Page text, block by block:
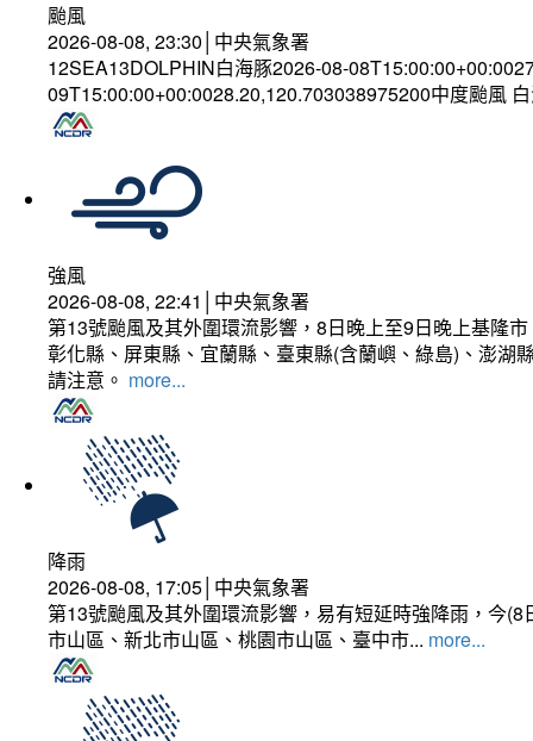
颱風
2026-08-08, 23:30│中央氣象署
12SEA13DOLPHIN白海豚2026-08-
09T15:00:00+00:0028.20,120.703038975200中度颱風
強風
2026-08-08, 22:41│中央氣象署
第13號颱風及其外圍環流影響，8日晚上至9日晚上基隆
彰化縣、屏東縣、宜蘭縣、臺東縣(含蘭嶼、綠島)、澎湖
請注意。 more...
降雨
2026-08-08, 17:05│中央氣象署
第13號颱風及其外圍環流影響，易有短延時強降雨，今
市山區、新北市山區、桃園市山區、臺中市... more...